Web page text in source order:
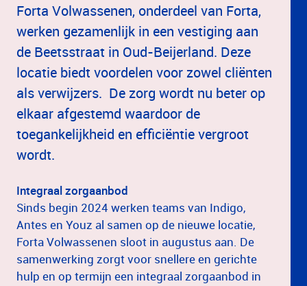
Forta Volwassenen, onderdeel van Forta,
werken gezamenlijk in een vestiging aan
de Beetsstraat in Oud-Beijerland. Deze
locatie biedt voordelen voor zowel cliënten
als verwijzers. De zorg wordt nu beter op
elkaar afgestemd waardoor de
toegankelijkheid en efficiëntie vergroot
wordt.
Integraal zorgaanbod
Sinds begin 2024 werken teams van Indigo,
Antes en Youz al samen op de nieuwe locatie,
Forta Volwassenen sloot in augustus aan. De
samenwerking zorgt voor snellere en gerichte
hulp en op termijn een integraal zorgaanbod in